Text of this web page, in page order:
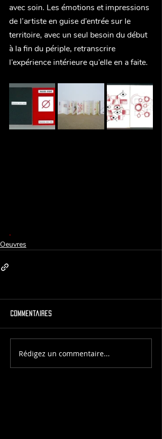
avec soin. Les émotions et impressions
de l’artiste en guise d’entrée sur le
territoire, avec un seul besoin du début
à la fin du périple, retranscrire
l’expérience intérieure qu’elle en a faite.
.
Oeuvres
Commentaires
Rédigez un commentaire...